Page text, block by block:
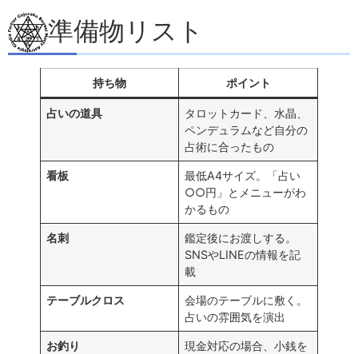
準備物リスト
持ち物 ポイント
占いの道具
タロットカード、水晶、
ペンデュラムなど自分の
占術に合ったもの
看板
最低A4サイズ。「占い
○○円」とメニューがわ
かるもの
名刺
鑑定後にお渡しする。
SNSやLINEの情報を記
載
テーブルクロス
会場のテーブルに敷く。
占いの雰囲気を演出
お釣り
現金対応の場合、小銭を